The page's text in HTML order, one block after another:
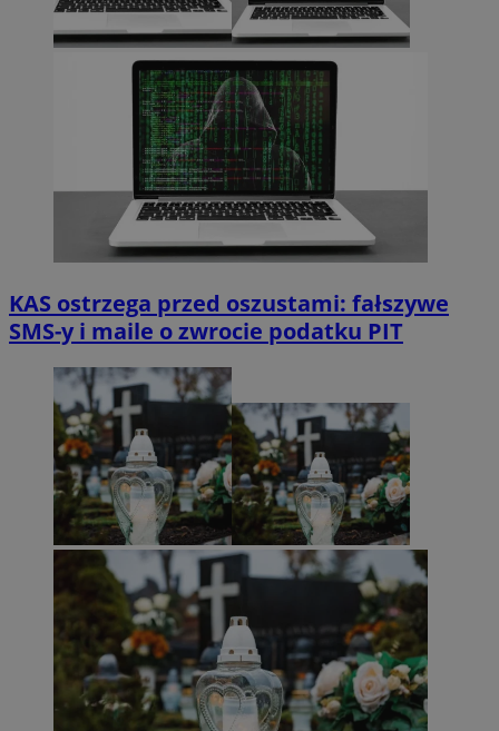
KAS ostrzega przed oszustami: fałszywe
SMS-y i maile o zwrocie podatku PIT